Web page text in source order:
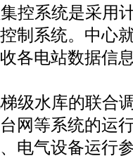
控系统是采用
制系统。中心
各电站数据信
级水库的联合
网等系统的运
电气设备运行